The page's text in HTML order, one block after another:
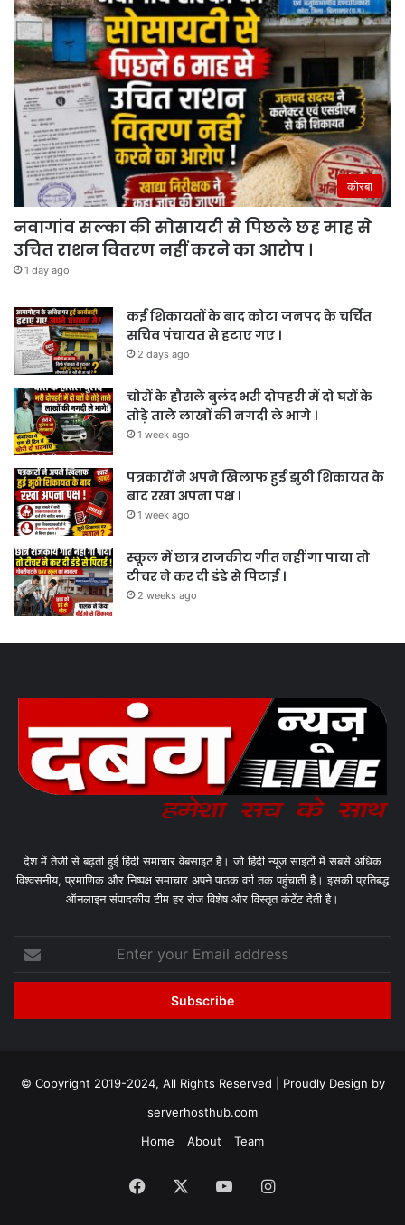
कोरबा
नवागांव सल्का की सोसायटी से पिछले छह माह से
उचित राशन वितरण नहीं करने का आरोप ।
1 day ago
कई शिकायतों के बाद कोटा जनपद के चर्चित
सचिव पंचायत से हटाए गए ।
2 days ago
चोरों के हौसले बुलंद भरी दोपहरी में दो घरों के
तोड़े ताले लाखों की नगदी ले भागे ।
1 week ago
पत्रकारों ने अपने खिलाफ हुई झुठी शिकायत के
बाद रखा अपना पक्ष ।
1 week ago
स्कूल में छात्र राजकीय गीत नहीं गा पाया तो
टीचर ने कर दी डंडे से पिटाई ।
2 weeks ago
देश में तेजी से बढ़ती हुई हिंदी समाचार वेबसाइट है। जो हिंदी न्यूज साइटों में सबसे अधिक
विश्वसनीय, प्रमाणिक और निष्पक्ष समाचार अपने पाठक वर्ग तक पहुंचाती है। इसकी प्रतिबद्ध
ऑनलाइन संपादकीय टीम हर रोज विशेष और विस्तृत कंटेंट देती है।
your
Email
© Copyright 2019-2024, All Rights Reserved | Proudly Design by
serverhosthub.com
Home
About Team
Facebook YouTubeInstagram